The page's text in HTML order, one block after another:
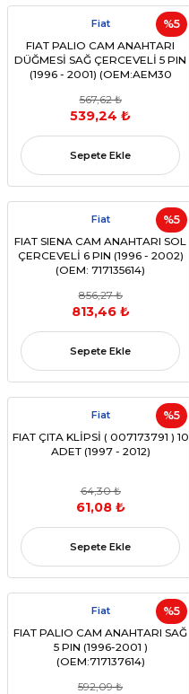
%5
Fiat
FIAT PALIO CAM ANAHTARI
DÜĞMESİ SAĞ ÇERCEVELİ 5 PIN
(1996 - 2001) (OEM:AEM30
567,62 ₺
539,24 ₺
Sepete Ekle
%5
Fiat
FIAT SIENA CAM ANAHTARI SOL
ÇERCEVELİ 6 PIN (1996 - 2002)
(OEM: 717135614)
856,27 ₺
813,46 ₺
Sepete Ekle
%5
Fiat
FIAT ÇITA KLİPSİ ( 007173791 ) 10
ADET (1997 - 2012)
64,30 ₺
61,08 ₺
Sepete Ekle
%5
Fiat
FIAT PALIO CAM ANAHTARI SAĞ
5 PIN (1996-2001 )
(OEM:717137614)
592,09 ₺